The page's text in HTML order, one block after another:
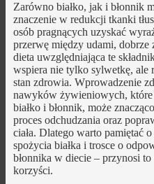
Zarówno białko, jak i błonnik
znaczenie w redukcji tkanki
osób pragnących uzyskać
przerwę między udami, dobrze
dieta uwzględniająca te
wspiera nie tylko sylwetkę, ale
stan zdrowia. Wprowadzenie
nawyków żywieniowych, które
białko i błonnik, może
proces odchudzania oraz
ciała. Dlatego warto pamiętać
spożycia białka i trosce o
błonnika w diecie – przynosi
korzyści.